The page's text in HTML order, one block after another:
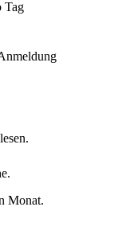
Tag
Monat.